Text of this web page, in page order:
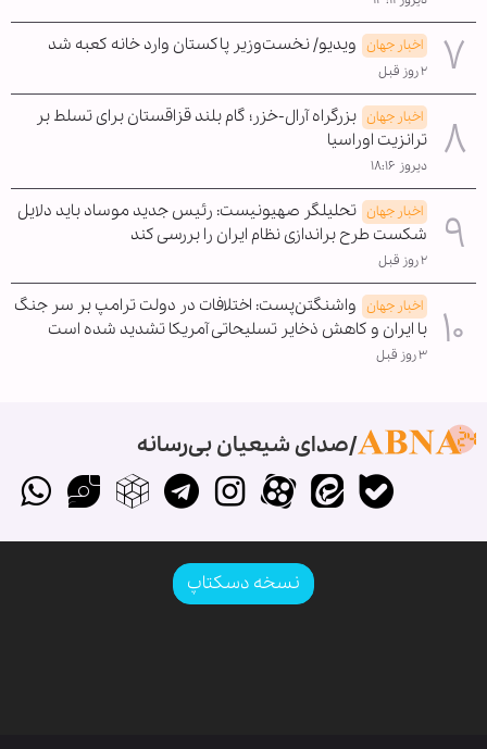
اخبار جهان ویدیو/ نخست‌وزیر پاکستان وارد خانه کعبه شد
۲ روز قبل
اخبار جهان بزرگراه آرال-خزر؛ گام بلند قزاقستان برای تسلط بر
ترانزیت اوراسیا
دیروز ۱۸:۱۶
اخبار جهان تحلیلگر صهیونیست: رئیس جدید موساد باید دلایل
شکست طرح براندازی نظام ایران را بررسی کند
۲ روز قبل
اخبار جهان واشنگتن‌پست: اختلافات در دولت ترامپ بر سر جنگ
با ایران و کاهش ذخایر تسلیحاتی آمریکا تشدید شده است
۳ روز قبل
صدای شیعیان بی‌رسانه
نسخه دسکتاپ